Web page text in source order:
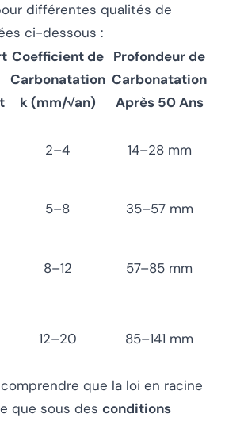
différentes qualités de
ci-dessous :
Coefficient de
Carbonatation
k (mm/√an)
Profondeur de
Carbonatation
Après 50 Ans
2–4 14–28 mm
5–8 35–57 mm
8–12 57–85 mm
12–20 85–141 mm
que la loi en racine
que sous des conditions